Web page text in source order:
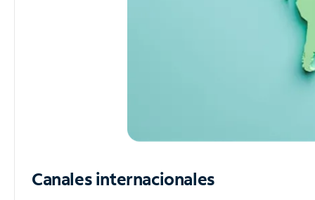
Canales internacionales